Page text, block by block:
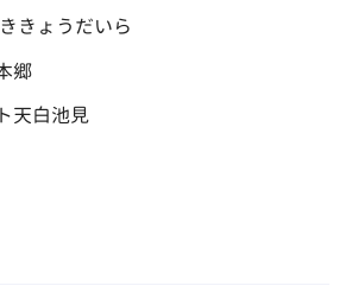
きょうだいら
郷
天白池見